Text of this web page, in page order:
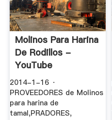
Molinos Para Harina
De Rodillos -
YouTube
2014-1-16 ·
PROVEEDORES de Molinos
para harina de
tamal,PRADORES,